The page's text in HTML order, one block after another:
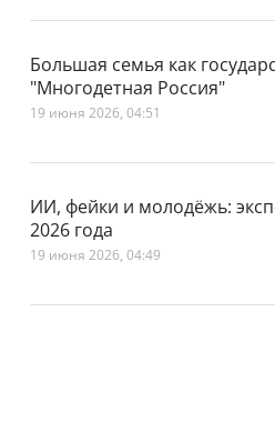
Большая семья как
"Многодетная Россия"
19 июня 2026, 04:51
ИИ, фейки и молодёжь:
2026 года
19 июня 2026, 04:49